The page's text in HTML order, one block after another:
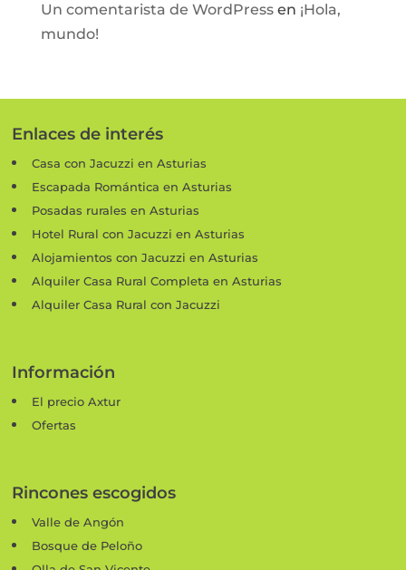
Un comentarista de WordPressen ¡Hola,
mundo!
Enlaces de interés
Casa con Jacuzzi en Asturias
Escapada Romántica en Asturias
Posadas rurales en Asturias
Hotel Rural con Jacuzzi en Asturias
Alojamientos con Jacuzzi en Asturias
Alquiler Casa Rural Completa en Asturias
Alquiler Casa Rural con Jacuzzi
Información
El precio Axtur
Ofertas
Rincones escogidos
Valle de Angón
Bosque de Peloño